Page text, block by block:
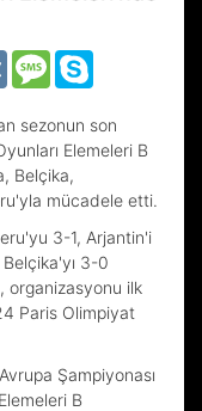
VK Message
sezonun son
Elemeleri B
Belçika,
mücadele etti.
3-1, Arjantin'i
3-0
organizasyonu ilk
Paris Olimpiyat
Şampiyonası
B